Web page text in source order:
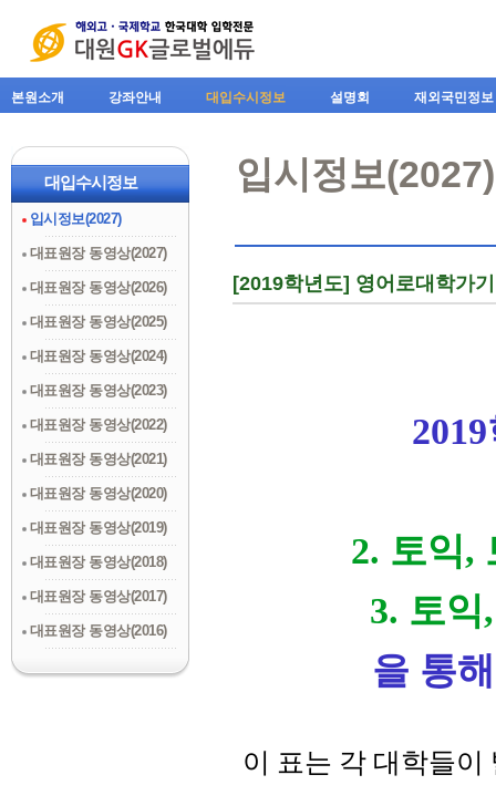
본원소개 강좌안내 대입수시정보 설명회 재외국민정보
대입수시정보
입시정보(2027)
대표원장 동영상(2027)
대표원장 동영상(2026)
대표원장 동영상(2025)
대표원장 동영상(2024)
대표원장 동영상(2023)
대표원장 동영상(2022)
대표원장 동영상(2021)
대표원장 동영상(2020)
대표원장 동영상(2019)
대표원장 동영상(2018)
대표원장 동영상(2017)
대표원장 동영상(2016)
입시정보(2027)
[2019학년도] 영어로대학가
2019
2. 토익,
3. 토
을 통
이 표는 각 대학들